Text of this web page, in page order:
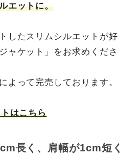
エットに。
したスリムシルエットが好
ャケット」をお求めくださ
よって完売しております。
はこちら
長く、肩幅が1cm短く